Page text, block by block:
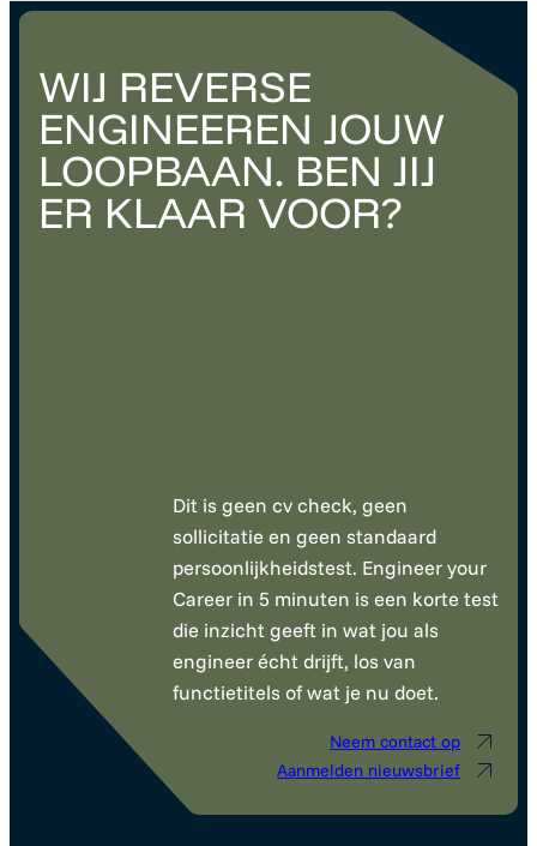
WIJ REVERSE
ENGINEEREN JOUW
LOOPBAAN. BEN JIJ
ER KLAAR VOOR?
Dit is geen cv check, geen
sollicitatie en geen standaard
persoonlijkheidstest. Engineer your
Career in 5 minuten is een korte test
die inzicht geeft in wat jou als
engineer écht drijft, los van
functietitels of wat je nu doet.
Neem contact op
Aanmelden nieuwsbrief